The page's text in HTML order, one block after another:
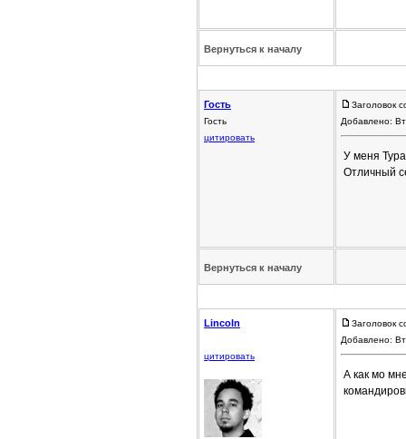
Вернуться к началу
Гость
Гость
цитировать
Заголовок
Добавлено:
У меня
Отличный
Вернуться к началу
Lincoln
цитировать
Заголовок
Добавлено:
А как мо